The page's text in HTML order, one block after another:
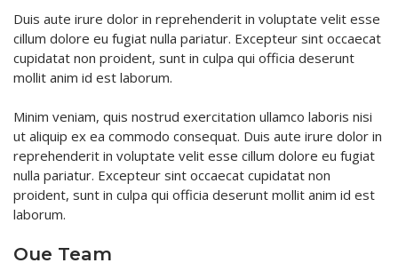
Duis aute irure dolor in reprehenderit in voluptate velit esse
cillum dolore eu fugiat nulla pariatur. Excepteur sint occaecat
cupidatat non proident, sunt in culpa qui officia deserunt
mollit anim id est laborum.
Minim veniam, quis nostrud exercitation ullamco laboris nisi
ut aliquip ex ea commodo consequat. Duis aute irure dolor in
reprehenderit in voluptate velit esse cillum dolore eu fugiat
nulla pariatur. Excepteur sint occaecat cupidatat non
proident, sunt in culpa qui officia deserunt mollit anim id est
laborum.
Oue Team